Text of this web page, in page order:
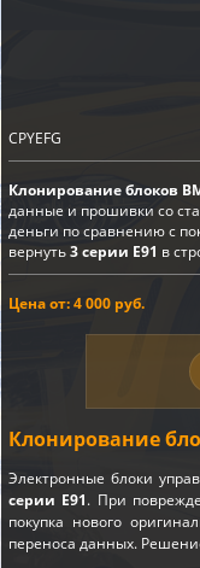
CPYEFG
Клонирование блоков
данные и прошивки со
деньги по сравнению с
вернуть3 серии E91 в
Цена от: 4 000 руб.
Клонирование
Электронные блоки
серии E91. При
покупка нового
переноса данных.